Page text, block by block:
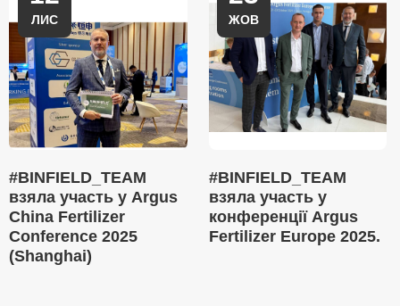
ЛИС
#BINFIELD_TEAM
взяла участь у Argus
China Fertilizer
Conference 2025
(Shanghai)
ЖОВ
#BINFIELD_TEAM
взяла участь у
конференції Argus
Fertilizer Europe 2025.